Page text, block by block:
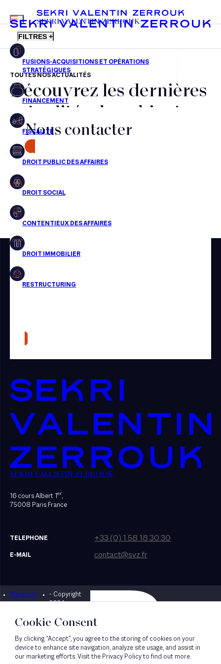
FR EN
MENU
SEKRI VALENTIN ZERROUK
FILTRES +
Fusions-acquisitions et opérations stratégiques
Financement
Fiscalité
Droit public des affaires
Droit social
Droit immobilier
Restructuring
Presse
TOUTES NOS ACTUALITÉS
Découvrez les dernières
actualités du cabinet,
nos récompenses et nos
transactions, jour après
jour
Aucun résultats pour cette recherche
Nous contacter
SEKRI VALENTIN ZERROUK
16 cours Albert 1er,
75008 Paris France
TELEPHONE +33 (0) 1 58 18 30 30
E-MAIL contact@svz.fr
Mentions
légales
- Copyright
2024
Designed by Bonhomme
Cookie Consent
By clicking “Accept”, you agree to the storing of cookies on your
device to enhance site navigation, analyze site usage, and assist in
our marketing efforts. Visit the Privacy Policy to find out more.